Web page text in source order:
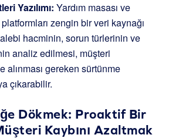
Yazılımı: Yardım masası ve
zengin bir veri kaynağı
hacminin, sorun türlerinin ve
analiz edilmesi, müşteri
alınması gereken sürtünme
çıkarabilir.
Dökmek: Proaktif Bir
Kaybını Azaltmak